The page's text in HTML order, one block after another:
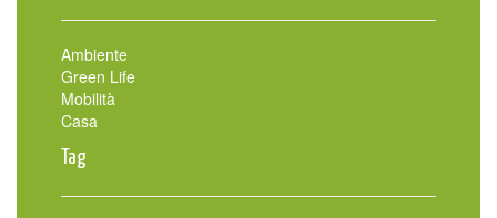
Ambiente
Green Life
Mobilità
Casa
Tag